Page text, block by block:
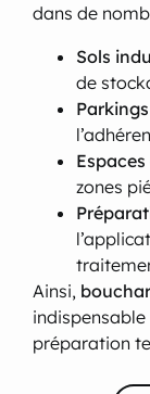
dans de
Sols
de
zones
Ainsi,
préparation